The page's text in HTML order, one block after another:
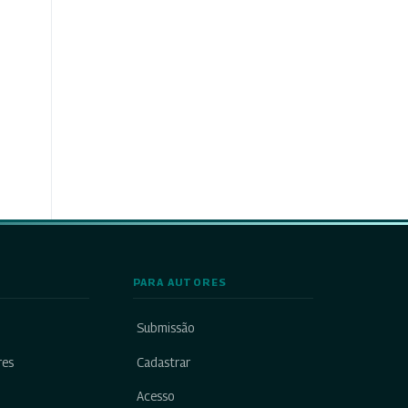
PARA AUTORES
Submissão
Cadastrar
Acesso